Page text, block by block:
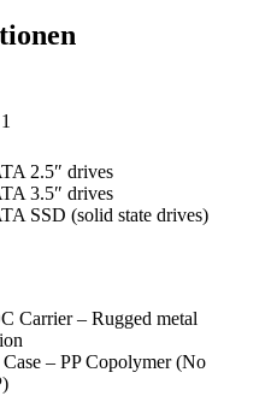
2.5″ drives
3.5″ drives
SSD (solid state drives)
Carrier – Rugged metal
– PP Copolymer (No